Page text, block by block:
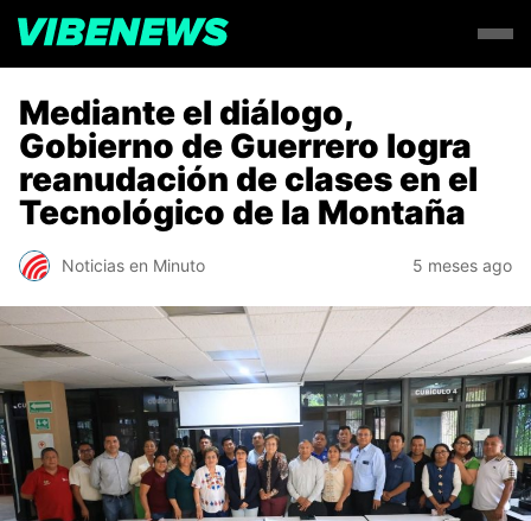
Mediante el diálogo,
Gobierno de Guerrero logra
reanudación de clases en el
Tecnológico de la Montaña
Noticias en Minuto 5 meses ago